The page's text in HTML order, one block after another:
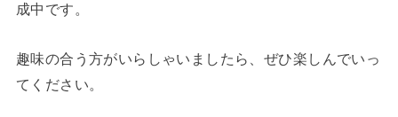
成中です。
趣味の合う方がいらしゃいましたら、ぜひ楽しんでいっ
てください。